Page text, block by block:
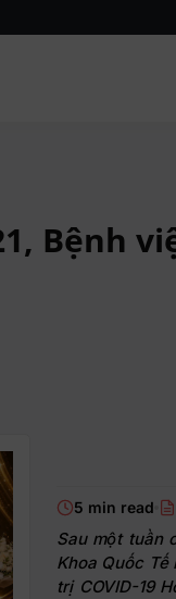
tế – Giáo dục –
Bệnh
5 min read
Sau một tuần
Khoa Quốc
trị COVID-19